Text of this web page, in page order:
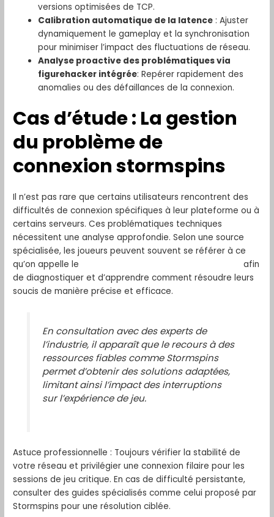
versions optimisées de TCP.
Calibration automatique de la latence : Ajuster
dynamiquement le gameplay et la synchronisation
pour minimiser l’impact des fluctuations de réseau.
Analyse proactive des problématiques via
figurehacker intégrée: Repérer rapidement des
anomalies ou des défaillances de la connexion.
Cas d’étude : La gestion
du problème de
connexion stormspins
Il n’est pas rare que certains utilisateurs rencontrent des
difficultés de connexion spécifiques à leur plateforme ou à
certains serveurs. Ces problématiques techniques
nécessitent une analyse approfondie. Selon une source
spécialisée, les joueurs peuvent souvent se référer à ce
qu’on appelle le
afin
de diagnostiquer et d’apprendre comment résoudre leurs
soucis de manière précise et efficace.
En consultation avec des experts de
l’industrie, il apparaît que le recours à des
ressources fiables comme Stormspins
permet d’obtenir des solutions adaptées,
limitant ainsi l’impact des interruptions
sur l’expérience de jeu.
Astuce professionnelle : Toujours vérifier la stabilité de
votre réseau et privilégier une connexion filaire pour les
sessions de jeu critique. En cas de difficulté persistante,
consulter des guides spécialisés comme celui proposé par
Stormspins pour une résolution ciblée.